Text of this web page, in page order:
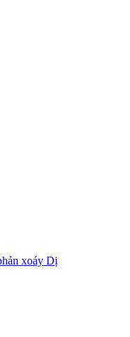
xoáy Dị